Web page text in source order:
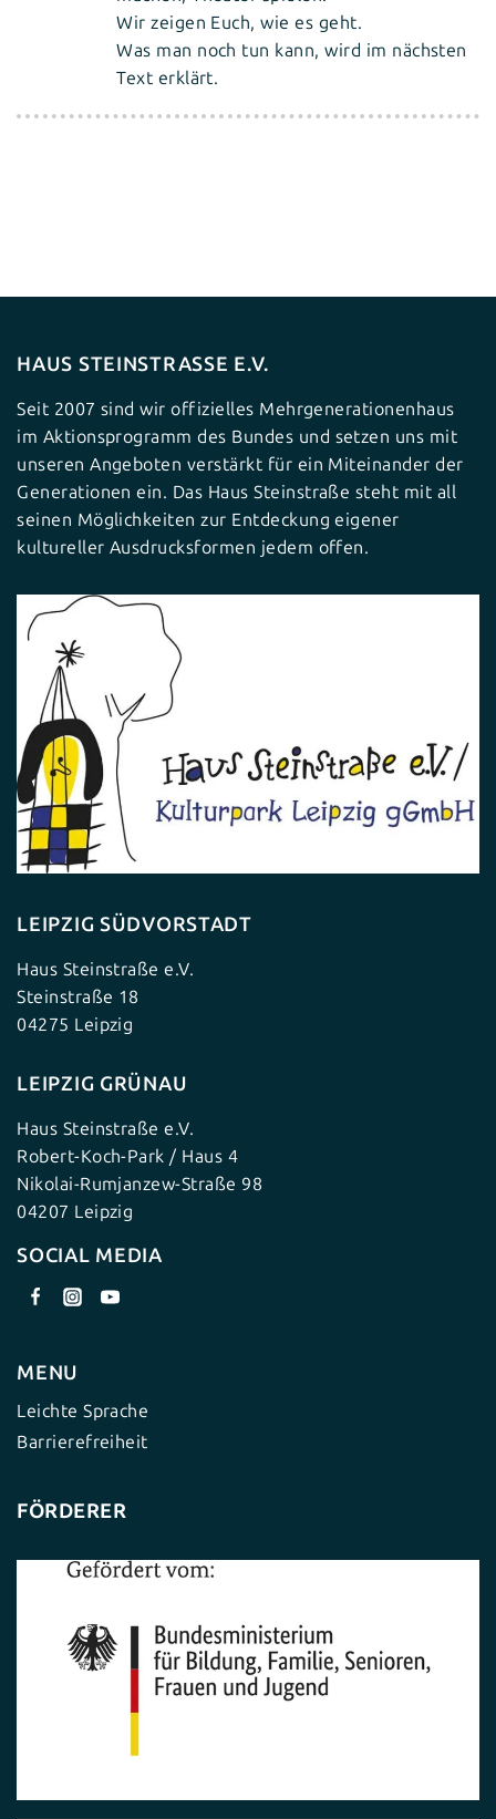
Wir zeigen Euch, wie es geht.
Was man noch tun kann, wird im nächsten
Text erklärt.
HAUS STEINSTRASSE E.V.
Seit 2007 sind wir offizielles Mehrgenerationenhaus
im Aktionsprogramm des Bundes und setzen uns mit
unseren Angeboten verstärkt für ein Miteinander der
Generationen ein. Das Haus Steinstraße steht mit all
seinen Möglichkeiten zur Entdeckung eigener
kultureller Ausdrucksformen jedem offen.
LEIPZIG SÜDVORSTADT
Haus Steinstraße e.V.
Steinstraße 18
04275 Leipzig
LEIPZIG GRÜNAU
Haus Steinstraße e.V.
Robert-Koch-Park / Haus 4
Nikolai-Rumjanzew-Straße 98
04207 Leipzig
SOCIAL MEDIA
MENU
Leichte Sprache
Barrierefreiheit
FÖRDERER